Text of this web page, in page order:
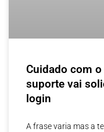
Cuidado com
suporte vai
login
A frase varia mas a